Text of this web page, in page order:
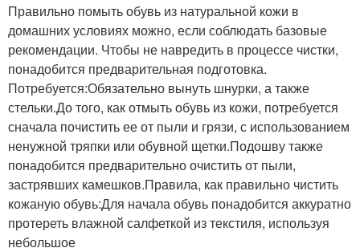
Правильно помыть обувь из натуральной кожи в
домашних условиях можно, если соблюдать базовые
рекомендации. Чтобы не навредить в процессе чистки,
понадобится предварительная подготовка.
Потребуется:Обязательно вынуть шнурки, а также
стельки.До того, как отмыть обувь из кожи, потребуется
сначала почистить ее от пыли и грязи, с использованием
ненужной тряпки или обувной щетки.Подошву также
понадобится предварительно очистить от пыли,
застрявших камешков.Правила, как правильно чистить
кожаную обувь:Для начала обувь понадобится аккуратно
протереть влажной салфеткой из текстиля, используя
небольшое